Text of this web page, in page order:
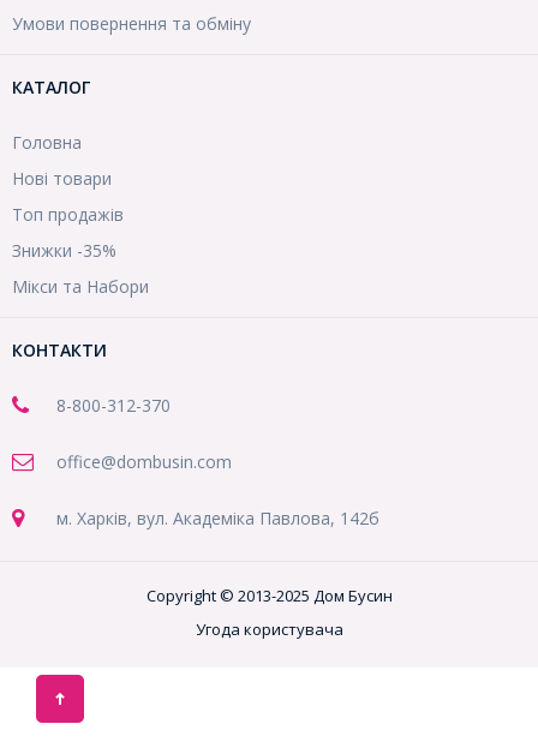
Умови повернення та обміну
КАТАЛОГ
Головна
Нові товари
Топ продажів
Знижки -35%
Мікси та Набори
КОНТАКТИ
8-800-312-370
office@dombusin.com
м. Харків, вул. Академіка Павлова, 142б
Copyright © 2013-2025 Дом Бусин
Угода користувача